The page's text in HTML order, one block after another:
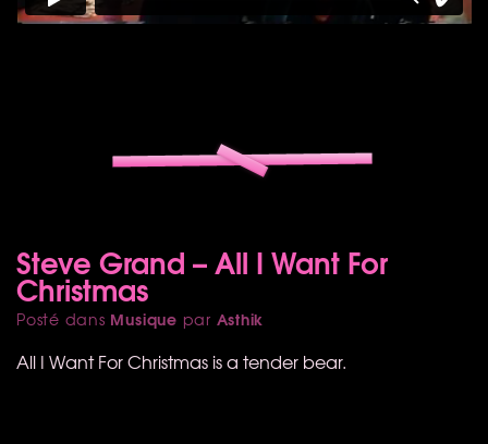
Steve Grand – All I Want For
Christmas
Posté dans Musique par Asthik
All I Want For Christmas is a tender bear.